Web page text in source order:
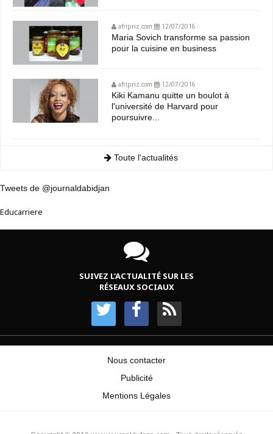
afripriz.com 12/07/2016
Maria Sovich transforme sa passion
pour la cuisine en business
afripriz.com 12/07/2016
Kiki Kamanu quitte un boulot à
l'université de Harvard pour
poursuivre...
Toute l'actualités
Tweets de @journaldabidjan
Educarriere
SUIVEZ L’ACTUALITÉ SUR LES
RÉSEAUX SOCIAUX
Nous contacter
Publicité
Mentions Légales